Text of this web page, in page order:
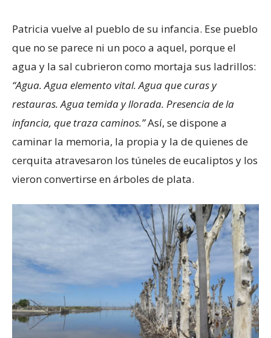
Patricia vuelve al pueblo de su infancia. Ese pueblo
que no se parece ni un poco a aquel, porque el
agua y la sal cubrieron como mortaja sus ladrillos:
“Agua. Agua elemento vital. Agua que curas y
restauras. Agua temida y llorada. Presencia de la
infancia, que traza caminos.”Así, se dispone a
caminar la memoria, la propia y la de quienes de
cerquita atravesaron los túneles de eucaliptos y los
vieron convertirse en árboles de plata.